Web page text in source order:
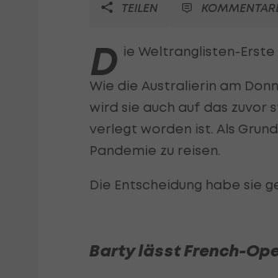
TEILEN
D ie Weltranglisten-
Wie die Australierin am
wird sie auch auf das zuvor
verlegt worden ist. Als
Pandemie zu reisen.
Die Entscheidung habe sie
Barty lässt French-